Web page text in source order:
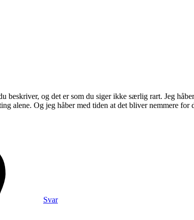
beskriver, og det er som du siger ikke særlig rart. Jeg
alene. Og jeg håber med tiden at det bliver nemmere
Svar